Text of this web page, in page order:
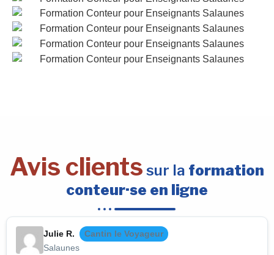
Avis clients sur la formation
conteur·se en ligne
Julie R.
Cantin le Voyageur
Salaunes